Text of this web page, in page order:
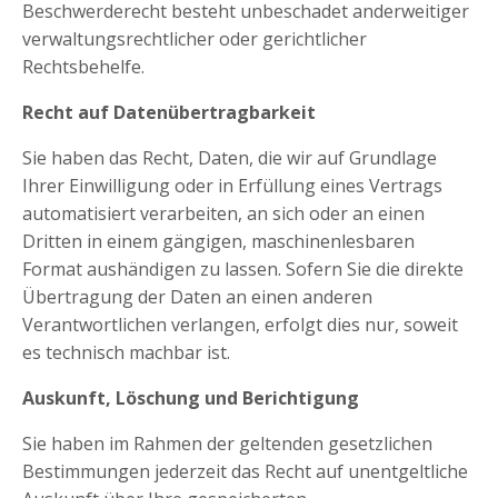
Beschwerderecht besteht unbeschadet anderweitiger
verwaltungsrechtlicher oder gerichtlicher
Rechtsbehelfe.
Recht auf Daten­übertrag­barkeit
Sie haben das Recht, Daten, die wir auf Grundlage
Ihrer Einwilligung oder in Erfüllung eines Vertrags
automatisiert verarbeiten, an sich oder an einen
Dritten in einem gängigen, maschinenlesbaren
Format aushändigen zu lassen. Sofern Sie die direkte
Übertragung der Daten an einen anderen
Verantwortlichen verlangen, erfolgt dies nur, soweit
es technisch machbar ist.
Auskunft, Löschung und Berichtigung
Sie haben im Rahmen der geltenden gesetzlichen
Bestimmungen jederzeit das Recht auf unentgeltliche